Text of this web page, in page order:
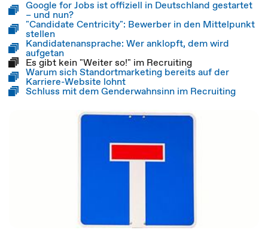
Google for Jobs ist offiziell in Deutschland gestartet
– und nun?
"Candidate Centricity": Bewerber in den Mittelpunkt
stellen
Kandidatenansprache: Wer anklopft, dem wird
aufgetan
Es gibt kein "Weiter so!" im Recruiting
Warum sich Standortmarketing bereits auf der
Karriere-Website lohnt
Schluss mit dem Genderwahnsinn im Recruiting